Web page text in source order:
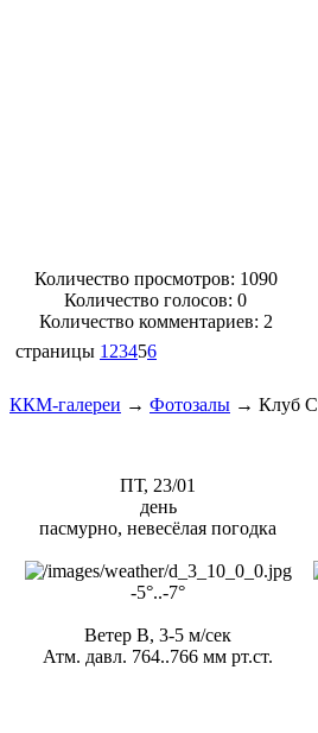
Количество просмотров: 1090
Количество голосов:0
Количество комментариев: 2
страницы 1 23456
ККМ-галереи → Фотозалы → Клуб
ПТ, 23/01
день
пасмурно, невесёлая погодка
-5°..-7°
Ветер В, 3-5 м/сек
Атм. давл. 764..766 мм рт.ст.